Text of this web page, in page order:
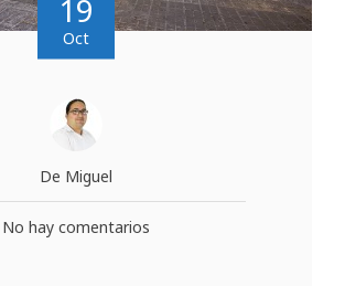
19
Oct
De Miguel
No hay comentarios